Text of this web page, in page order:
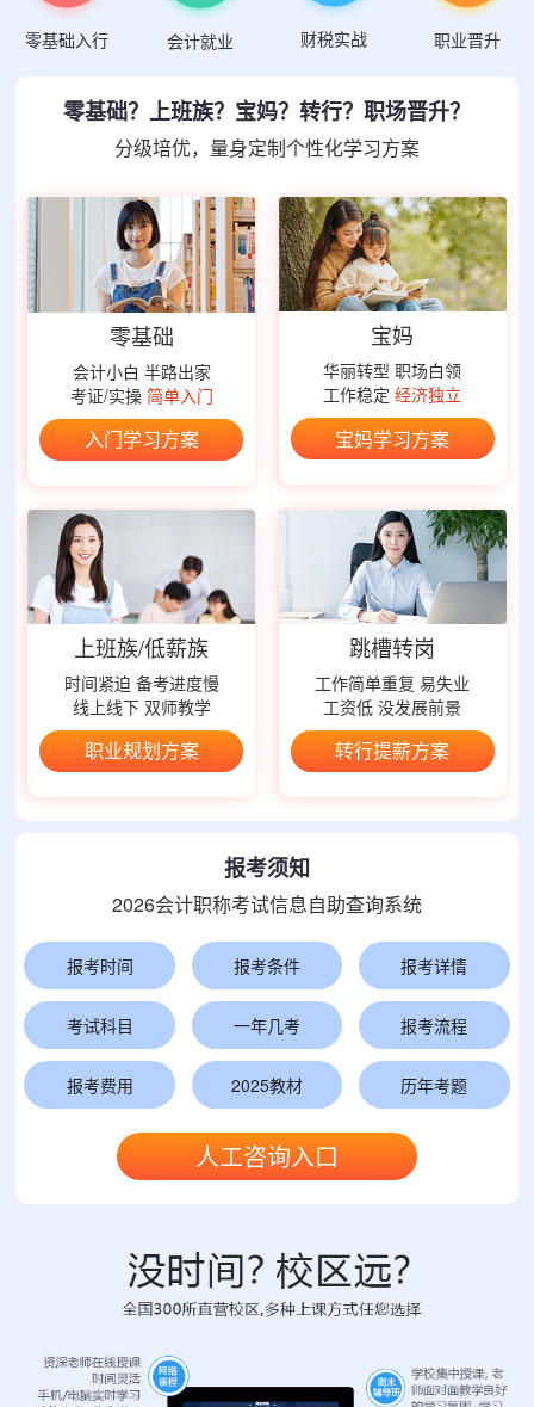
零基础入行 会计就业 财税实战 职业晋升
零基础？上班族？宝妈？转行？职场晋升？
分级培优，量身定制个性化学习方案
零基础
会计小白 半路出家
考证/实操 简单入门
入门学习方案
宝妈
华丽转型 职场白领
工作稳定经济独立
宝妈学习方案
上班族/低薪族
时间紧迫 备考进度慢
线上线下 双师教学
职业规划方案
跳槽转岗
工作简单重复 易失业
工资低 没发展前景
转行提薪方案
报考须知
2026会计职称考试信息自助查询系统
报考时间 报考条件 报考详情
考试科目 一年几考 报考流程
报考费用 2025教材 历年考题
人工咨询入口